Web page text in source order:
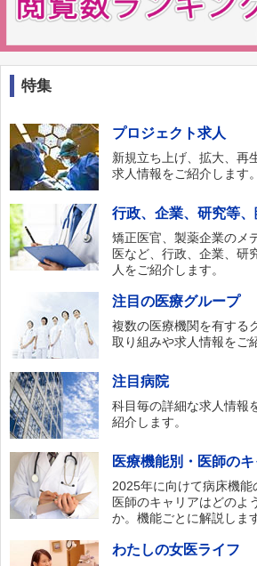
特集
プロジェクト求人
新規立ち上げ、拡大、再
求人情報をご紹介します。
行政、企業、研究等
矯正医官、製薬企業のメ
医など、行政、企業、研
人をご紹介します。
注目の医療グループ
複数の医療機関を有する
取り組みや求人情報をご
注目病院
科目毎の詳細な求人情報
紹介します。
医療機能別・医師の
2025年に向けて病床機能
医師のキャリアはどのよ
か。機能ごとに解説しま
わたしの女医ライフ